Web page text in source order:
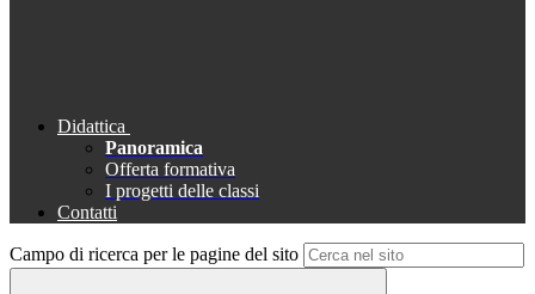
Didattica
Panoramica
Offerta formativa
I progetti delle classi
Contatti
Campo di ricerca per le pagine del sito